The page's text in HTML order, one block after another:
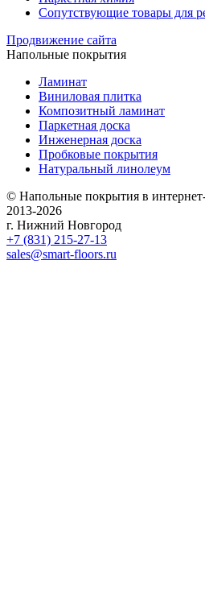
Сопутствующие товары для
Продвижение сайта
Напольные покрытия
Ламинат
Виниловая плитка
Композитный ламинат
Паркетная доска
Инженерная доска
Пробковые покрытия
Натуральный линолеум
© Напольные покрытия в
2013-2026
г. Нижний Новгород
+7 (831) 215-27-13
sales@smart-floors.ru